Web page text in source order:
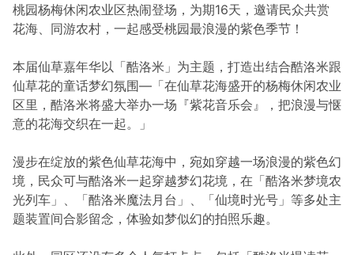
桃园杨梅休闲农业区热闹登场，为期16天，邀请民众共赏
花海、同游农村，一起感受桃园最浪漫的紫色季节！
本届仙草嘉年华以「酷洛米」为主题，打造出结合酷洛米跟
仙草花的童话梦幻氛围—「在仙草花海盛开的杨梅休闲农业
区里，酷洛米将盛大举办一场『紫花音乐会』，把浪漫与惬
意的花海交织在一起。」
漫步在绽放的紫色仙草花海中，宛如穿越一场浪漫的紫色幻
境，民众可与酷洛米一起穿越梦幻花境，在「酷洛米梦境农
光列车」、「酷洛米魔法月台」、「仙境时光号」等多处主
题装置间合影留念，体验如梦似幻的拍照乐趣。